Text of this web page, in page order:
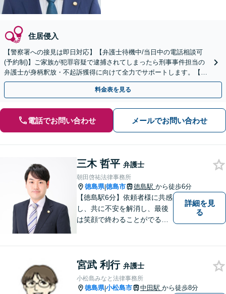
住居侵入
【警察署への接見は即日対応】【弁護士待機中/当日中の電話相談可
(予約制)】ご家族が犯罪容疑で逮捕されてしまったら刑事事件担当の
弁護士が身柄釈放・不起訴獲得に向けて全力でサポートします。【毎
月100名以上の相談実績】【全国対応】
料金表を見る
電話でお問い合わせ メールでお問い合わせ
三木 哲平 弁護士
朝田啓祐法律事務所
徳島県|徳島市 徳島駅 から徒歩6分
【徳島駅6分】依頼者様に共感
し、共に不安を解消し、最後
は笑顔で終わることがでるよ
相談にのっています。 まずは
ご相談ください。
詳細を見
る
宮武 利行 弁護士
小松島みなと法律事務所
徳島県|小松島市 中田駅 から徒歩8分